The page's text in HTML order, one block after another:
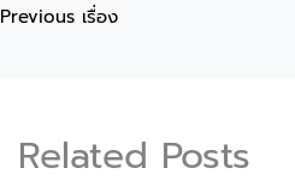
Previous เรื่อง
Related Posts